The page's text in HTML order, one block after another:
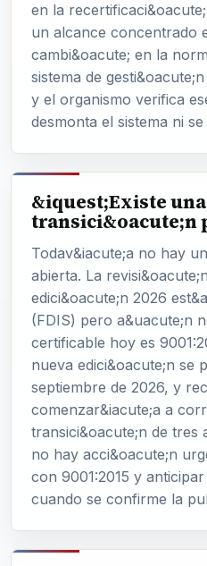
en la
un alcance concentrado
cambi&oacute; en la
sistema de
y el organismo verifica
desmonta el sistema ni
&iquest;Existe una
transici&oacute;n
Todav&iacute;a no hay
abierta. La
edici&oacute;n 2026
(FDIS) pero a&uacute;n
certificable hoy es
nueva edici&oacute;n se
septiembre de 2026, y
comenzar&iacute;a a
transici&oacute;n de tres
no hay acci&oacute;n
con 9001:2015 y
cuando se confirme la